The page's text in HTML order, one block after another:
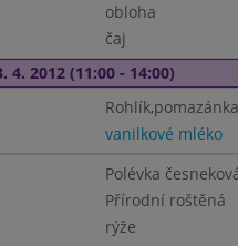
obloha
čaj
4. 2012 (11:00 - 14:00)
vanilkové mléko
Polévka
Přírodní roštěná
rýže